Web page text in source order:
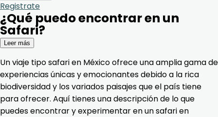
Registrate
¿Qué puedo encontrar en un
Safari?
Leer más
Un viaje tipo safari en México ofrece una amplia gama de
experiencias únicas y emocionantes debido a la rica
biodiversidad y los variados paisajes que el país tiene
para ofrecer. Aquí tienes una descripción de lo que
puedes encontrar y experimentar en un safari en